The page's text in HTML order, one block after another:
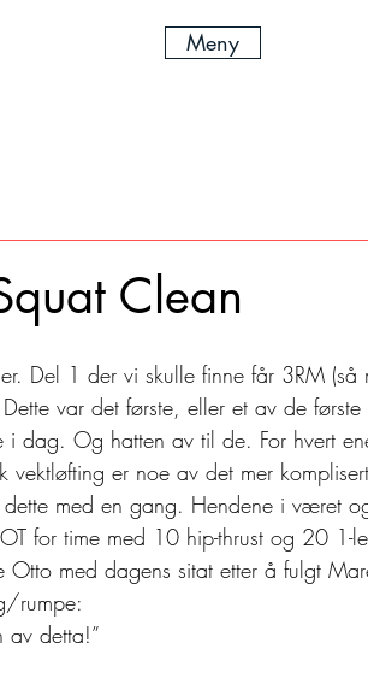
Meny
Clean
Del 1 der vi skulle finne får 3RM
var det første, eller et av de
i dag. Og hatten av til de. For hvert
vektløfting er noe av det mer
med en gang. Hendene i været
for time med 10 hip-thrust og 20 1-
med dagens sitat etter å fulgt
rumpe:
av detta!”